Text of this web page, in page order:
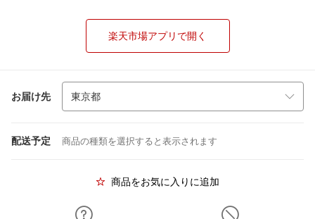
楽天市場アプリで開く
お届け先
配送予定 商品の種類を選択すると表示されます
商品をお気に入りに追加